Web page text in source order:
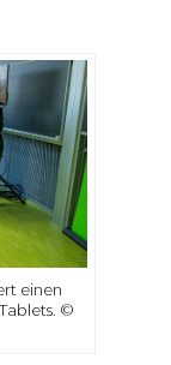
einen
©